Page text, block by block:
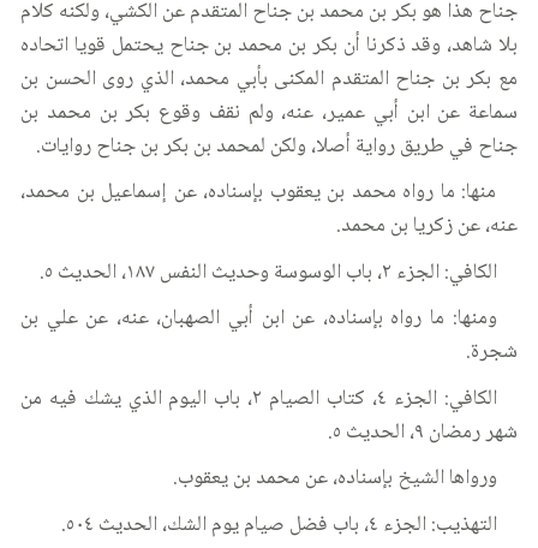
جناح هذا هو بكر بن محمد بن جناح المتقدم عن الكشي، ولكنه كلام
بلا شاهد، وقد ذكرنا أن بكر بن محمد بن جناح يحتمل قويا اتحاده
مع بكر بن جناح المتقدم المكنى بأبي محمد، الذي روى الحسن بن
سماعة عن ابن أبي عمير، عنه، ولم نقف وقوع بكر بن محمد بن
جناح في طريق رواية أصلا، ولكن لمحمد بن بكر بن جناح روايات.
منها: ما رواه محمد بن يعقوب بإسناده، عن إسماعيل بن محمد،
عنه، عن زكريا بن محمد.
الكافي: الجزء ٢، باب الوسوسة وحديث النفس ١٨٧، الحديث ٥.
ومنها: ما رواه بإسناده، عن ابن أبي الصهبان، عنه، عن علي بن
شجرة.
الكافي: الجزء ٤، كتاب الصيام ٢، باب اليوم الذي يشك فيه من
شهر رمضان ٩، الحديث ٥.
ورواها الشيخ بإسناده، عن محمد بن يعقوب.
التهذيب: الجزء ٤، باب فضل صيام يوم الشك، الحديث ٥٠٤.